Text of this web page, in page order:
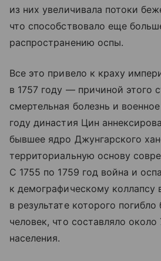
из них увеличивала потоки
что способствовало еще
распространению оспы.
Все это привело к краху
в 1757 году — причиной этого
смертельная болезнь и
году династия Цин
бывшее ядро Джунгарского
территориальную основу
С 1755 по 1759 год война и
к демографическому коллапсу
в результате которого
человек, что составляло
населения.